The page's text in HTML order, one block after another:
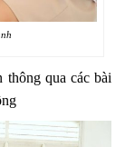
thông qua các bài